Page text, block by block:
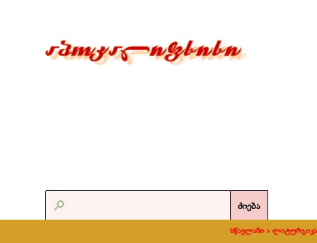
ძიება
სწავლანი > ლიტურგიკა